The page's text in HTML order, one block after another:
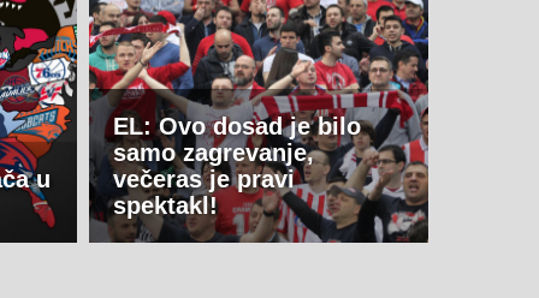
u
EL: Ovo dosad je bilo
samo zagrevanje,
večeras je pravi
spektakl!